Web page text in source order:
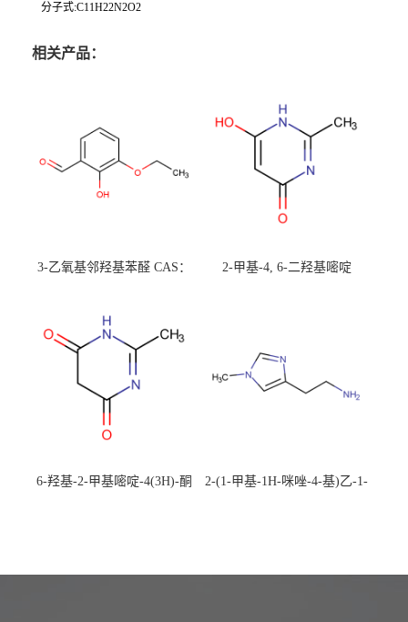
分子式:C11H22N2O2
相关产品：
3-乙氧基邻羟基苯醛 CAS：
校可先用后付
2-甲基-4, 6-二羟基嘧啶
6-羟基-2-甲基嘧啶-4(3H)-酮
2-(1-甲基-1H-咪唑-4-基)乙-1-